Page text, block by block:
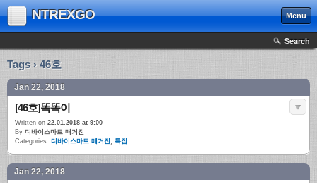
NTREXGO Menu
Search
Tags › 46호
Jan 22, 2018
[46호]똑똑이
Written on 22.01.2018 at 9:00
By 디바이스마트 매거진
Categories: 디바이스마트 매거진, 특집
Jan 22, 2018